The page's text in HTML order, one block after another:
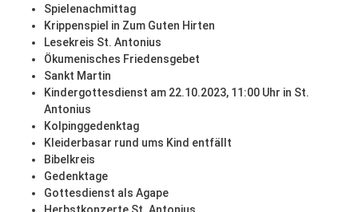
Spielenachmittag
Krippenspiel in Zum Guten Hirten
Lesekreis St. Antonius
Ökumenisches Friedensgebet
Sankt Martin
Kindergottesdienst am 22.10.2023, 11:00 Uhr in St.
Antonius
Kolpinggedenktag
Kleiderbasar rund ums Kind entfällt
Bibelkreis
Gedenktage
Gottesdienst als Agape